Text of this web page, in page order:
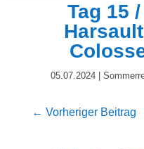
Tag 15
05.07.2024 |
← Vorheriger Beitrag